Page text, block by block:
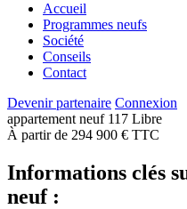
Accueil
Programmes neufs
Société
Conseils
Contact
Devenir partenaire Connexion
appartement neuf117 Libre
À partir de 294 900 € TTC
Informations clés
neuf :